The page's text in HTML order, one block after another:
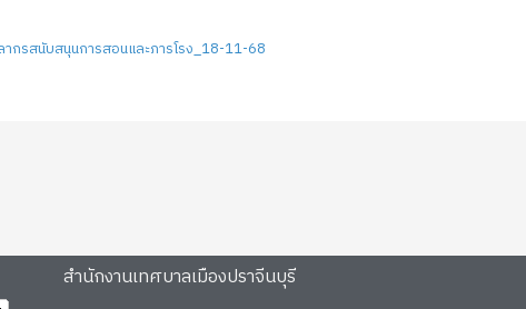
กรสนับสนุนการสอนและภารโรง_18-11-68
สำนักงานเทศบาลเมืองปราจีนบุรี